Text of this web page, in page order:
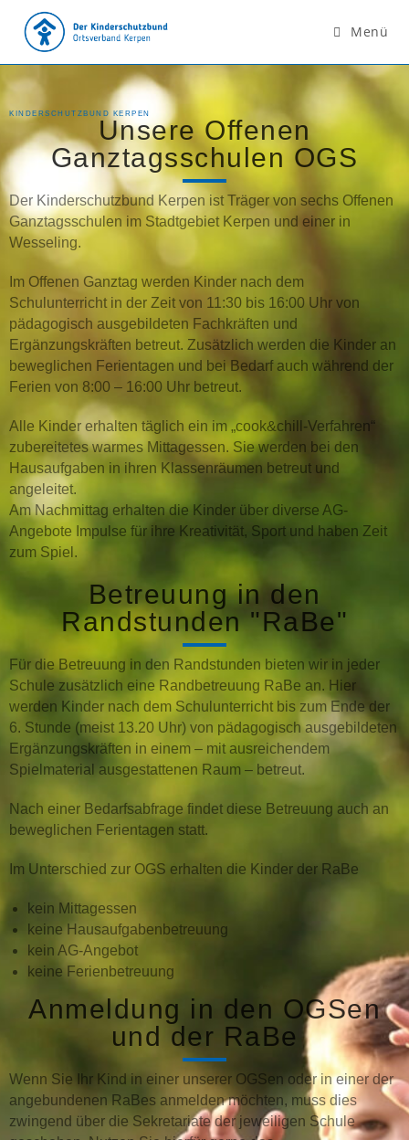
Menü
KINDERSCHUTZBUND KERPEN
Unsere Offenen
Ganztagsschulen OGS
Der Kinderschutzbund Kerpen ist Träger von sechs Offenen
Ganztagsschulen im Stadtgebiet Kerpen und einer in
Wesseling.
Im Offenen Ganztag werden Kinder nach dem
Schulunterricht in der Zeit von 11:30 bis 16:00 Uhr von
pädagogisch ausgebildeten Fachkräften und
Ergänzungskräften betreut. Zusätzlich werden die Kinder an
beweglichen Ferientagen und bei Bedarf auch während der
Ferien von 8:00 – 16:00 Uhr betreut.
Alle Kinder erhalten täglich ein im „cook&chill-Verfahren“
zubereitetes warmes Mittagessen. Sie werden bei den
Hausaufgaben in ihren Klassenräumen betreut und
angeleitet.
Am Nachmittag erhalten die Kinder über diverse AG-
Angebote Impulse für ihre Kreativität, Sport und haben Zeit
zum Spiel.
Betreuung in den
Randstunden "RaBe"
Für die Betreuung in den Randstunden bieten wir in jeder
Schule zusätzlich eine Randbetreuung RaBe an. Hier
werden Kinder nach dem Schulunterricht bis zum Ende der
6. Stunde (meist 13.20 Uhr) von pädagogisch ausgebildeten
Ergänzungskräften in einem – mit ausreichendem
Spielmaterial ausgestattenen Raum – betreut.
Nach einer Bedarfsabfrage findet diese Betreuung auch an
beweglichen Ferientagen statt.
Im Unterschied zur OGS erhalten die Kinder der RaBe
kein Mittagessen
keine Hausaufgabenbetreuung
kein AG-Angebot
keine Ferienbetreuung
Anmeldung in den OGSen
und der RaBe
Wenn Sie Ihr Kind in einer unserer OGSen oder in einer der
angebundenen RaBes anmelden möchten, muss dies
zwingend über die Sekretariate der jeweiligen Schule